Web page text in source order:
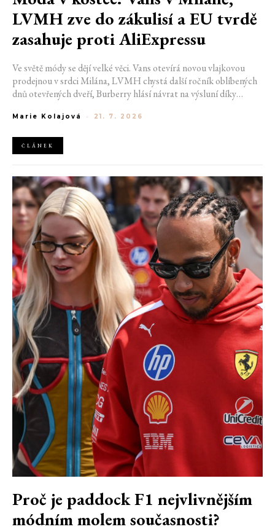
LVMH zve do zákulisí a EU tvrdě
zasahuje proti AliExpressu
Ve světě módy se dějí velké věci. Vans otevírá novou vlajkovou
prodejnou v srdci Milána, LVMH chystá další ročník oblíbených
dnů otevřených dveří, Burberry hlásí návrat na výsluní díky
AliExpress.
Marie Kolajová - 21. 7. 2026
ČLÁNEK
Proč je paddock F1 nejvlivnějším
módním molem současnosti?